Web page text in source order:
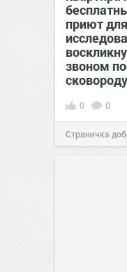
приют
звоном
сковороду
0 0
Страничка